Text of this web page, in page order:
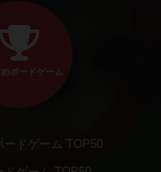
ボードゲーム
ードゲーム TOP50